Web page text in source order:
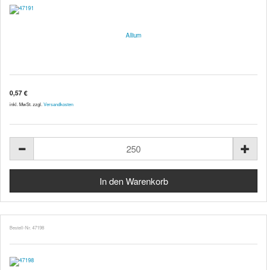
Allium
0,57 €
inkl. MwSt. zzgl. Versandkosten
Bestell-Nr. 47198